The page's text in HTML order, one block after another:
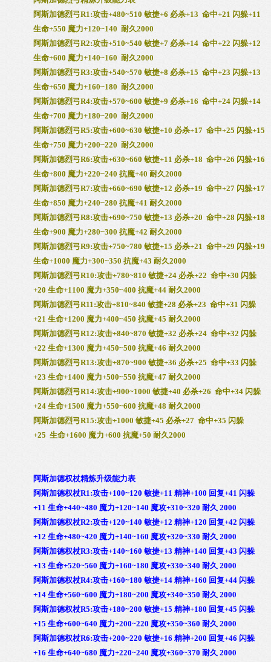
阿斯加德烈弓R1:攻击+480~510 敏捷+6 必杀+13 命中+21 闪躲+11
生命+550 魔力+120~140 耐久2000
阿斯加德烈弓R2:攻击+510~540 敏捷+7 必杀+14 命中+22 闪躲+12
生命+600 魔力+140~160 耐久2000
阿斯加德烈弓R3:攻击+540~570 敏捷+8 必杀+15 命中+23 闪躲+13
生命+650 魔力+160~180 耐久2000
阿斯加德烈弓R4:攻击+570~600 敏捷+9 必杀+16 命中+24 闪躲+14
生命+700 魔力+180~200 耐久2000
阿斯加德烈弓R5:攻击+600~630 敏捷+10 必杀+17 命中+25 闪躲+15
生命+750 魔力+200~220 耐久2000
阿斯加德烈弓R6:攻击+630~660 敏捷+11 必杀+18 命中+26 闪躲+16
生命+800 魔力+220~240 抗魔+40 耐久2000
阿斯加德烈弓R7:攻击+660~690 敏捷+12 必杀+19 命中+27 闪躲+17
生命+850 魔力+240~280 抗魔+41 耐久2000
阿斯加德烈弓R8:攻击+690~750 敏捷+13 必杀+20 命中+28 闪躲+18
生命+900 魔力+280~300 抗魔+42 耐久2000
阿斯加德烈弓R9:攻击+750~780 敏捷+15 必杀+21 命中+29 闪躲+19
生命+1000 魔力+300~350 抗魔+43 耐久2000
阿斯加德烈弓R10:攻击+780~810 敏捷+24 必杀+22 命中+30 闪躲
+20 生命+1100 魔力+350~400 抗魔+44 耐久2000
阿斯加德烈弓R11:攻击+810~840 敏捷+28 必杀+23 命中+31 闪躲
+21 生命+1200 魔力+400~450 抗魔+45 耐久2000
阿斯加德烈弓R12:攻击+840~870 敏捷+32 必杀+24 命中+32 闪躲
+22 生命+1300 魔力+450~500 抗魔+46 耐久2000
阿斯加德烈弓R13:攻击+870~900 敏捷+36 必杀+25 命中+33 闪躲
+23 生命+1400 魔力+500~550 抗魔+47 耐久2000
阿斯加德烈弓R14:攻击+900~1000 敏捷+40 必杀+26 命中+34 闪躲
+24 生命+1500 魔力+550~600 抗魔+48 耐久2000
阿斯加德烈弓R15:攻击+1000 敏捷+45 必杀+27 命中+35 闪躲
+25 生命+1600 魔力+600 抗魔+50 耐久2000
阿斯加德权杖精炼升级能力表
阿斯加德权杖R1:攻击+100~120 敏捷+11 精神+100 回复+41 闪躲
+11 生命+440~480 魔力+120~140 魔攻+310~320 耐久 2000
阿斯加德权杖R2:攻击+120~140 敏捷+12 精神+120 回复+42 闪躲
+12 生命+480~420 魔力+140~160 魔攻+320~330 耐久 2000
阿斯加德权杖R3:攻击+140~160 敏捷+13 精神+140 回复+43 闪躲
+13 生命+520~560 魔力+160~180 魔攻+330~340 耐久 2000
阿斯加德权杖R4:攻击+160~180 敏捷+14 精神+160 回复+44 闪躲
+14 生命+560~600 魔力+180~200 魔攻+340~350 耐久 2000
阿斯加德权杖R5:攻击+180~200 敏捷+15 精神+180 回复+45 闪躲
+15 生命+600~640 魔力+200~220 魔攻+350~360 耐久 2000
阿斯加德权杖R6:攻击+200~220 敏捷+16 精神+200 回复+46 闪躲
+16 生命+640~680 魔力+220~240 魔攻+360~370 耐久 2000